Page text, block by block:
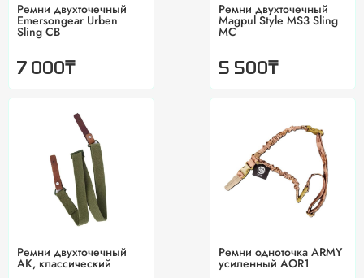
Ремни двухточечный
Emersongear Urben
Sling СВ
7 000₸
Ремни двухточечный
Magpul Style MS3 Sling
MC
5 500₸
Ремни двухточечный
АК, классический
Ремни одноточка ARMY
усиленный AOR1